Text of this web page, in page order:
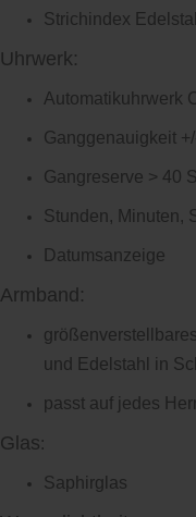
Strichindex
Uhrwerk:
Automatikuhrwerk
Ganggenauigkeit
Gangreserve > 40
Stunden, Minuten,
Datumsanzeige
Armband:
und Edelstahl in
passt auf jedes
Glas:
Saphirglas